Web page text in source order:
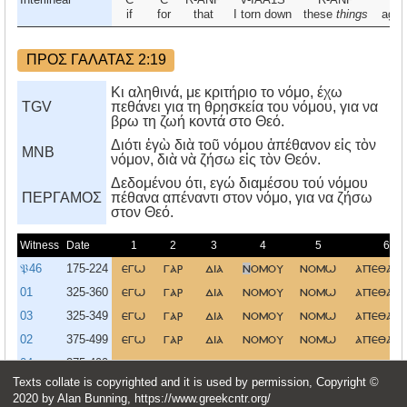
if
for
that
I torn down
these things
ΠΡΟΣ ΓΑΛΑΤΑΣ 2:19
TGV
Κι αληθινά, με κριτήριο το νόμο, έχω
πεθάνει για τη θρησκεία του νόμου, για να
βρω τη ζωή κοντά στο Θεό.
MNB
Διότι ἐγὼ διὰ τοῦ νόμου ἀπέθανον εἰς τὸν
νόμον, διὰ νὰ ζήσω εἰς τὸν Θεόν.
ΠΕΡΓΑΜΟΣ
Δεδομένου ότι, εγώ διαμέσου τού νόμου
πέθανα απέναντι στον νόμο, για να ζήσω
στον Θεό.
Witness Date 1 2 3 4 5 6
𝔓46 175-224 εγω γαρ δια νομου νομω
01 325-360 εγω γαρ δια νομου νομω
03 325-349 εγω γαρ δια νομου νομω
02 375-499 εγω γαρ δια νομου νομω
04 375-499 εγω γαρ δια νομου νομω
SR 2022
εγω
Ἐγὼ
γαρ
γὰρ
δια
διὰ
νομου
νόμου
νομω
Texts collate is copyrighted and it is used by permission, Copyright ©
2020 by Alan Bunning, https://www.greekcntr.org/